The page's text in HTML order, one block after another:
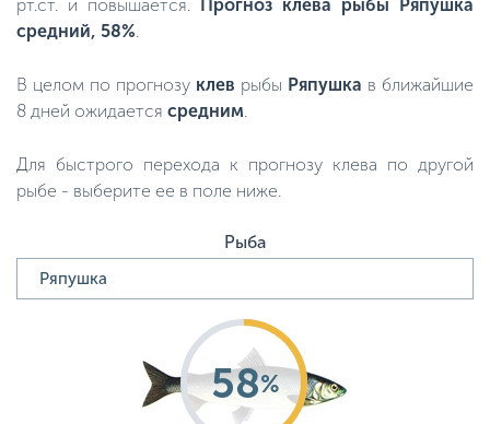
рт.ст. и повышается. Прогноз клева рыбы Ряпушка
средний, 58%.
В целом по прогнозу клев рыбы Ряпушка в ближайшие
8 дней ожидается средним.
Для быстрого перехода к прогнозу клева по другой
рыбе - выберите ее в поле ниже.
Рыба
58%